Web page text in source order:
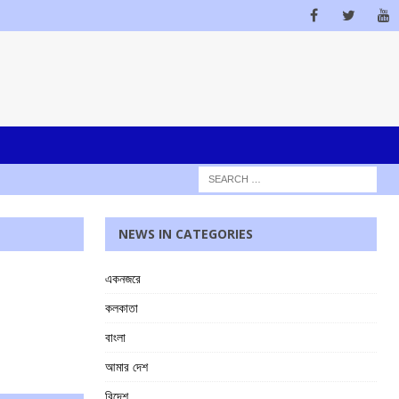
NEWS IN CATEGORIES
একনজরে
কলকাতা
বাংলা
আমার দেশ